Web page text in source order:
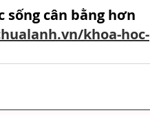
sống cân bằng hơn
khoa-hoc-